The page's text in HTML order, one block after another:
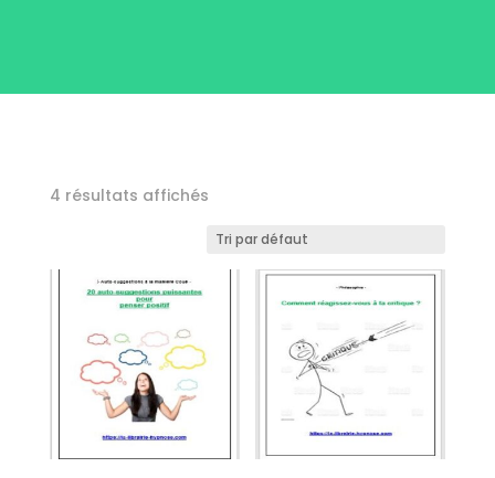
4 résultats affichés